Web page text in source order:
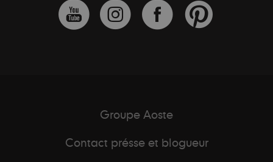
Groupe Aoste
Contact présse et blogueur